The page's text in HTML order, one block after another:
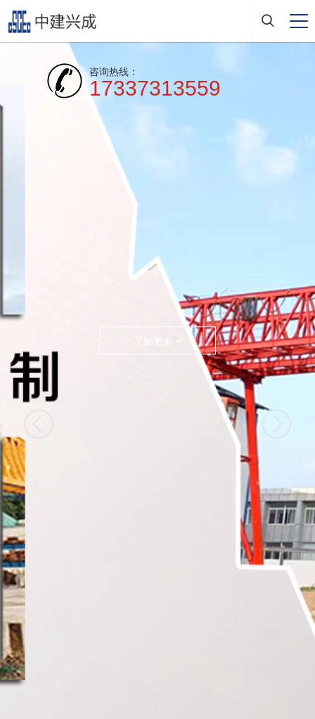
咨询热线：
17337313559